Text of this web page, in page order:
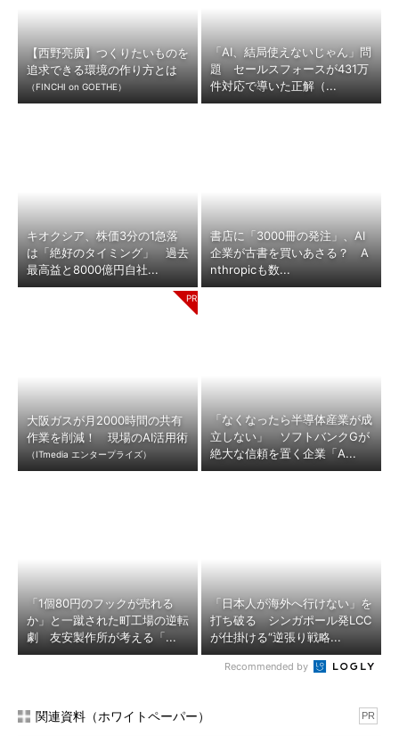
【西野亮廣】つくりたいものを
追求できる環境の作り方とは
（FINCHI on GOETHE）
「AI、結局使えないじゃん」問
題 セールスフォースが431万
件対応で導いた正解（...
キオクシア、株価3分の1急落
は「絶好のタイミング」 過去
最高益と8000億円自社...
書店に「3000冊の発注」、AI
企業が古書を買いあさる？ A
nthropicも数...
大阪ガスが月2000時間の共有
作業を削減！ 現場のAI活用術
（ITmedia エンタープライズ）
「なくなったら半導体産業が成
立しない」 ソフトバンクGが
絶大な信頼を置く企業「A...
「1個80円のフックが売れる
か」と一蹴された町工場の逆転
劇 友安製作所が考える「...
「日本人が海外へ行けない」を
打ち破る シンガポール発LCC
が仕掛ける“逆張り戦略...
Recommended by
関連資料（ホワイトペーパー） PR